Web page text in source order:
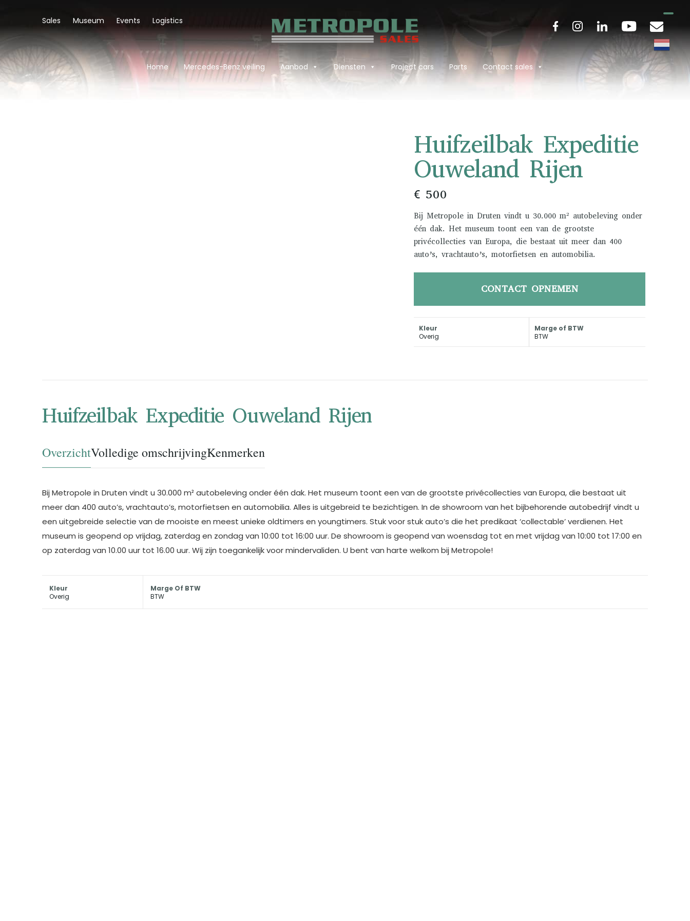
Sales Museum Events Logistics
Home Mercedes-Benz veiling Aanbod Diensten Project cars Parts Contact sales
Huifzeilbak Expeditie
Ouweland Rijen
€ 500
Bij Metropole in Druten vindt u 30.000 m² autobeleving onder
één dak. Het museum toont een van de grootste
privécollecties van Europa, die bestaat uit meer dan 400
auto’s, vrachtauto’s, motorfietsen en automobilia.
CONTACT OPNEMEN
Kleur
Overig
Marge of BTW
BTW
Huifzeilbak Expeditie Ouweland Rijen
OverzichtVolledige omschrijvingKenmerken
Bij Metropole in Druten vindt u 30.000 m² autobeleving onder één dak. Het museum toont een van de grootste privécollecties van Europa, die bestaat uit
meer dan 400 auto’s, vrachtauto’s, motorfietsen en automobilia. Alles is uitgebreid te bezichtigen. In de showroom van het bijbehorende autobedrijf vindt u
een uitgebreide selectie van de mooiste en meest unieke oldtimers en youngtimers. Stuk voor stuk auto’s die het predikaat ‘collectable’ verdienen. Het
museum is geopend op vrijdag, zaterdag en zondag van 10:00 tot 16:00 uur. De showroom is geopend van woensdag tot en met vrijdag van 10:00 tot 17:00 en
op zaterdag van 10.00 uur tot 16.00 uur. Wij zijn toegankelijk voor mindervaliden. U bent van harte welkom bij Metropole!
Kleur
Overig
Marge Of BTW
BTW